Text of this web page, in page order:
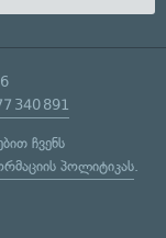
340 891
ჩვენს
პოლიტიკას.